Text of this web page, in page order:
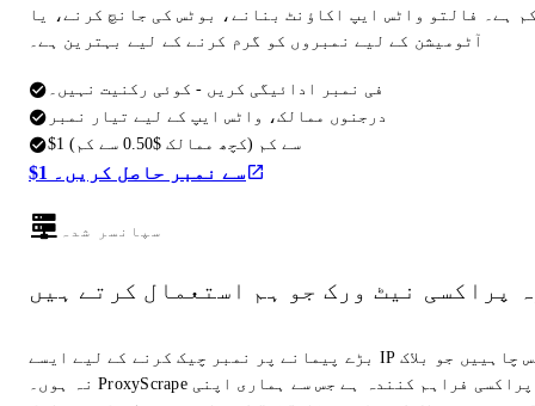
ہے۔ فالتو واٹس ایپ اکاؤنٹ بنانے، بوٹس کی جانچ کرنے، یا
آٹومیشن کے لیے نمبروں کو گرم کرنے کے لیے بہترین ہے۔
فی نمبر ادائیگی کریں - کوئی رکنیت نہیں۔
درجنوں ممالک، واٹس ایپ کے لیے تیار نمبر
$1 سے کم (کچھ ممالک $0.50 سے کم)
$1 سے نمبر حاصل کریں۔
سپانسر شدہ
پراکسی نیٹ ورک جو ہم استعمال کرتے ہیں
بڑے پیمانے پر نمبر چیک کرنے کے لیے ایسے IP ایڈریس چاہییں جو بلاک
نہ ہوں۔ ProxyScrape وہی پراکسی فراہم کنندہ ہے جس سے ہماری اپنی